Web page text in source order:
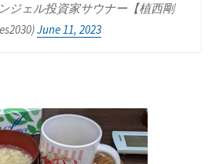
ジェル投資家サウナー【植西剛
June 11, 2023